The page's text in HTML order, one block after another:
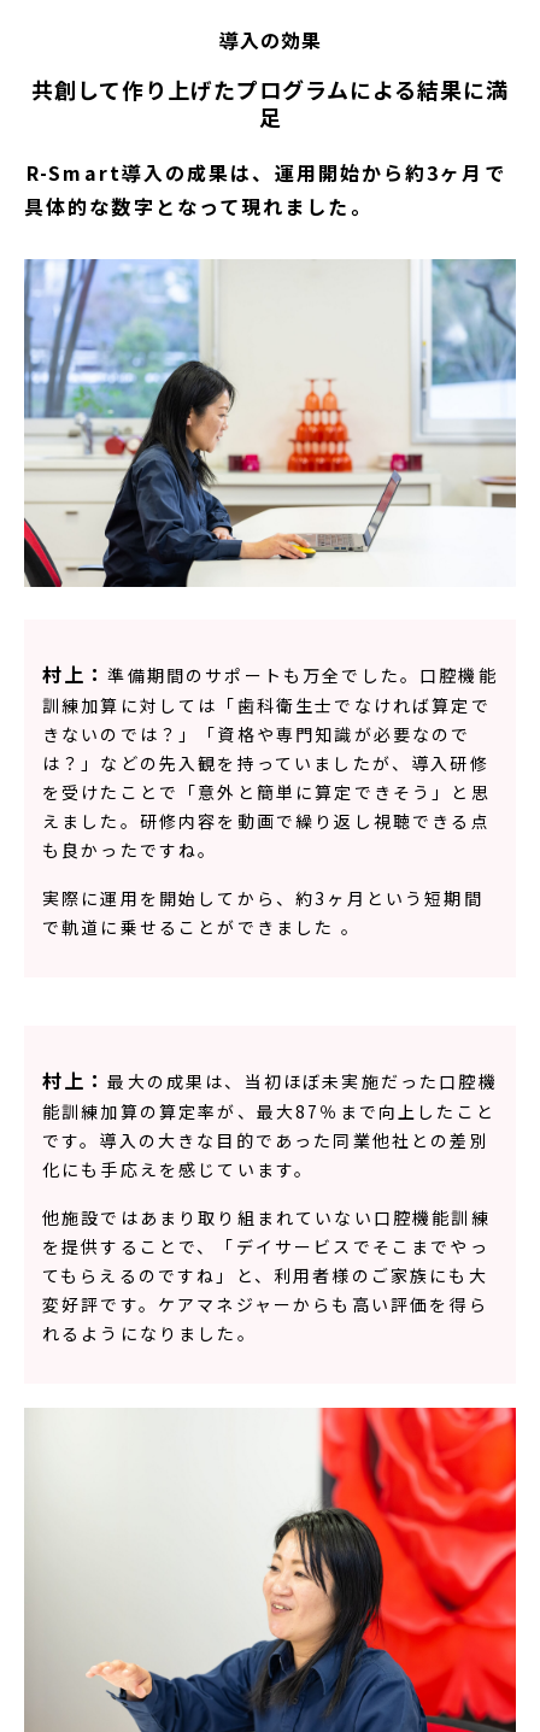
導入の効果
共創して作り上げたプログラムによる結果に満
足
――R-Smart導入の成果は、運用開始から約3ヶ月で
具体的な数字となって現れました。
村上：準備期間のサポートも万全でした。口腔機能
訓練加算に対しては「歯科衛生士でなければ算定で
きないのでは？」「資格や専門知識が必要なので
は？」などの先入観を持っていましたが、導入研修
を受けたことで「意外と簡単に算定できそう」と思
えました。研修内容を動画で繰り返し視聴できる点
も良かったですね。
実際に運用を開始してから、約3ヶ月という短期間
で軌道に乗せることができました 。
村上：最大の成果は、当初ほぼ未実施だった口腔機
能訓練加算の算定率が、最大87％まで向上したこと
です。導入の大きな目的であった同業他社との差別
化にも手応えを感じています。
他施設ではあまり取り組まれていない口腔機能訓練
を提供することで、「デイサービスでそこまでやっ
てもらえるのですね」と、利用者様のご家族にも大
変好評です。ケアマネジャーからも高い評価を得ら
れるようになりました。